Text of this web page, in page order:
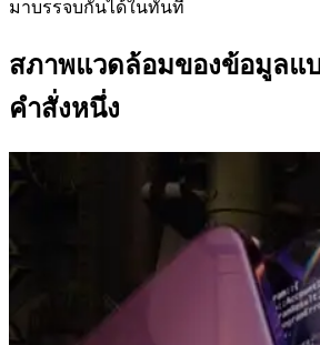
มาบรรจบกันได้ในทันที
สภาพแวดล้อมของข้อมูลแ
คําสั่งหนึ่ง